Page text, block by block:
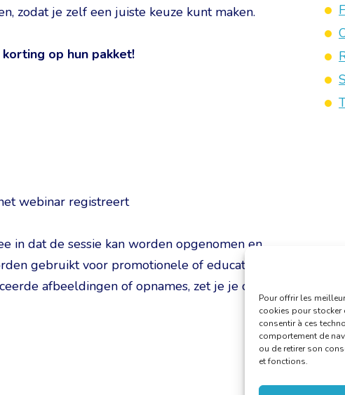
Pour offrir les
cookies pour stocker
consentir à ces
comportement de
ou de retirer son
et fonctions.
zodat je zelf een juiste keuze kunt maken.
op hun pakket!
webinar registreert
in dat de sessie kan worden opgenomen en
gebruikt voor promotionele of educatieve
afbeeldingen of opnames, zet je je camera